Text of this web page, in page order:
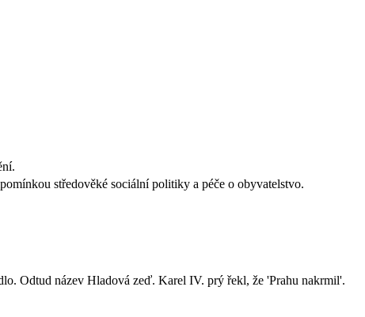
středověké sociální politiky a péče o obyvatelstvo.
Odtud název Hladová zeď. Karel IV. prý řekl, že 'Prahu nakrmil'.